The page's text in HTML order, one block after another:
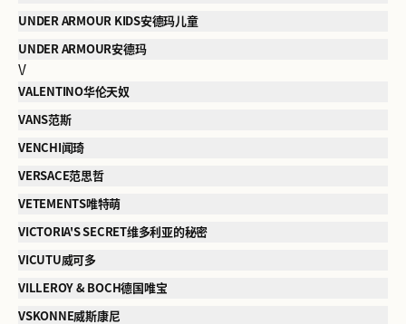
UNDER ARMOUR KIDS安德玛儿童
UNDER ARMOUR安德玛
V
VALENTINO华伦天奴
VANS范斯
VENCHI闻琦
VERSACE范思哲
VETEMENTS唯特萌
VICTORIA'S SECRET维多利亚的秘密
VICUTU威可多
VILLEROY & BOCH德国唯宝
VSKONNE威斯康尼